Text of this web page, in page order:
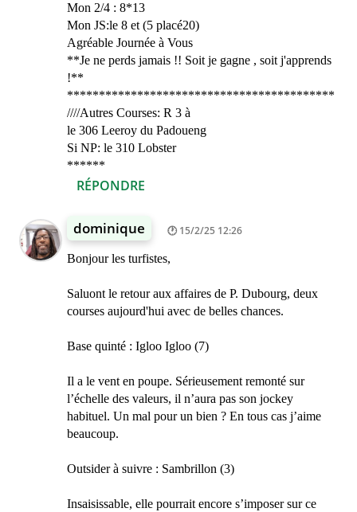
Mon 2/4 : 8*13
Mon JS:le 8 et (5 placé20)
Agréable Journée à Vous
**Je ne perds jamais !! Soit je gagne , soit j'apprends
!**
******************************************
////Autres Courses: R 3 à
le 306 Leeroy du Padoueng
Si NP: le 310 Lobster
******
RÉPONDRE
dominique 15/2/25 12:26
Bonjour les turfistes,
Saluont le retour aux affaires de P. Dubourg, deux
courses aujourd'hui avec de belles chances.
Base quinté : Igloo Igloo (7)
Il a le vent en poupe. Sérieusement remonté sur
l’échelle des valeurs, il n’aura pas son jockey
habituel. Un mal pour un bien ? En tous cas j’aime
beaucoup.
Outsider à suivre : Sambrillon (3)
Insaisissable, elle pourrait encore s’imposer sur ce